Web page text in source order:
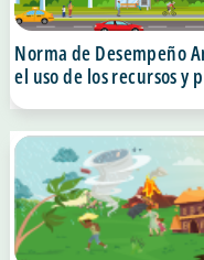
Norma de Desempeño
el uso de los recursos y